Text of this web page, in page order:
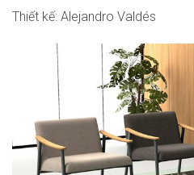
Thiết kế: Alejandro Valdés